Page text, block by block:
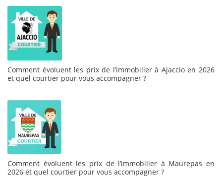
Comment évoluent les prix de l’immobilier à Ajaccio en 2026
et quel courtier pour vous accompagner ?
Comment évoluent les prix de l’immobilier à Maurepas en
2026 et quel courtier pour vous accompagner ?